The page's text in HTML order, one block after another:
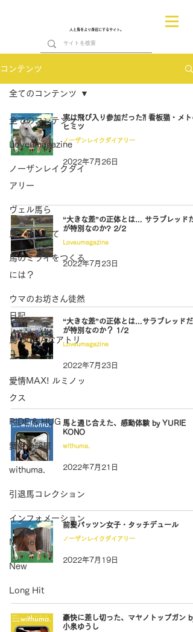
人と馬をより身近にするサイト。
コンテンツ
全てのコンテンツ
Loveumagazine
ノーザンレイクダイ
アリー
ヴェル馬ら
馬と暮らして
馬のミライをつくる
には？
ウマのお坊さん徒然
日記
馬でUMAなアトリ
エ
愛情MAX! ルミノッ
クス
RIDE & HUG
舞姫の部屋
withuma.
引退馬コレクション
インフォメーション
Movie
New
Long Hit
全てのコンテンツ
実は飛び入り参加だった⁈ 看板猫・メト
ヒミツ
ノーザンレイクダイアリー
2022年7月26日
“大きな差”の正体とは… サラブレッドだ
が特別なのか? 2/2
Loveumagazine
2022年7月23日
“大きな差”の正体とは…サラブレッドだ
が特別なのか？ 1/2
Loveumagazine
2022年7月23日
馬と通じ合えた、感動体験 by YURIE
KONO
withuma.
2022年7月21日
前髪パッツン女子・タッチデュール
ノーザンレイクダイアリー
2022年7月19日
豪快に差し切った、マヤノトップガン by
小泉ゆうし